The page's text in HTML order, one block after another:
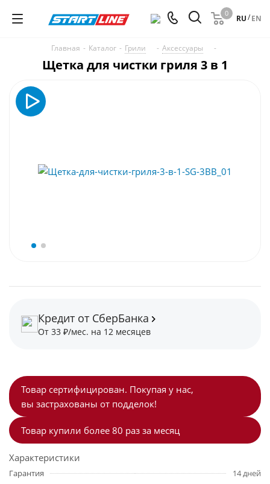
0
RU/EN
Главная - Каталог - Грили - Аксессуары -
Щетка для чистки гриля 3 в 1
Товар сертифицирован. Покупая у нас,
вы застрахованы от подделок!
Товар купили более 80 раз за месяц
Характеристики
Гарантия
14 дней
Кредит от СберБанка
От 33 ₽/мес. на 12 месяцев